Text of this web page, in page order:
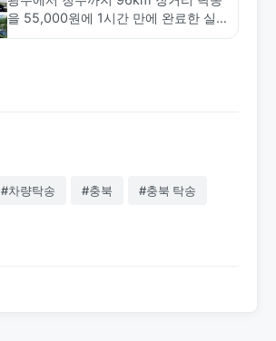
을 55,000원에 1시간 만에 완료한 실
#차량탁송 #충북 #충북 탁송